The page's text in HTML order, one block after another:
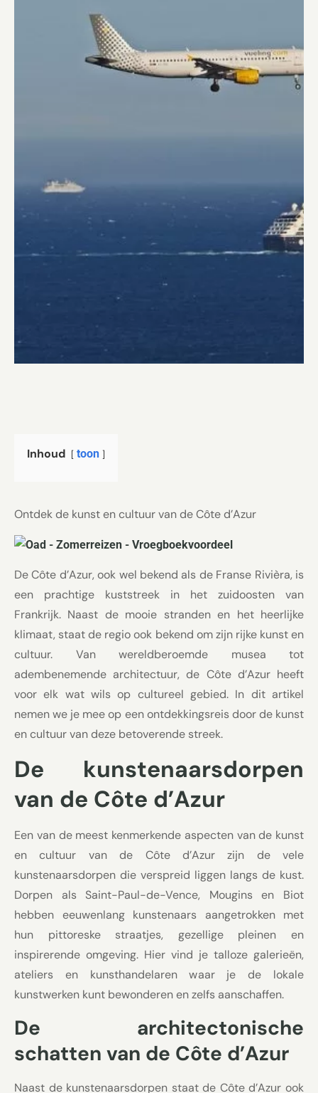
Inhoud toon
Ontdek de kunst en cultuur van de Côte d’Azur
De Côte d’Azur, ook wel bekend als de Franse Rivièra, is
een prachtige kuststreek in het zuidoosten van
Frankrijk. Naast de mooie stranden en het heerlijke
klimaat, staat de regio ook bekend om zijn rijke kunst en
cultuur. Van wereldberoemde musea tot
adembenemende architectuur, de Côte d’Azur heeft
voor elk wat wils op cultureel gebied. In dit artikel
nemen we je mee op een ontdekkingsreis door de kunst
en cultuur van deze betoverende streek.
De kunstenaarsdorpen
van de Côte d’Azur
Een van de meest kenmerkende aspecten van de kunst
en cultuur van de Côte d’Azur zijn de vele
kunstenaarsdorpen die verspreid liggen langs de kust.
Dorpen als Saint-Paul-de-Vence, Mougins en Biot
hebben eeuwenlang kunstenaars aangetrokken met
hun pittoreske straatjes, gezellige pleinen en
inspirerende omgeving. Hier vind je talloze galerieën,
ateliers en kunsthandelaren waar je de lokale
kunstwerken kunt bewonderen en zelfs aanschaffen.
De architectonische
schatten van de Côte d’Azur
Naast de kunstenaarsdorpen staat de Côte d’Azur ook